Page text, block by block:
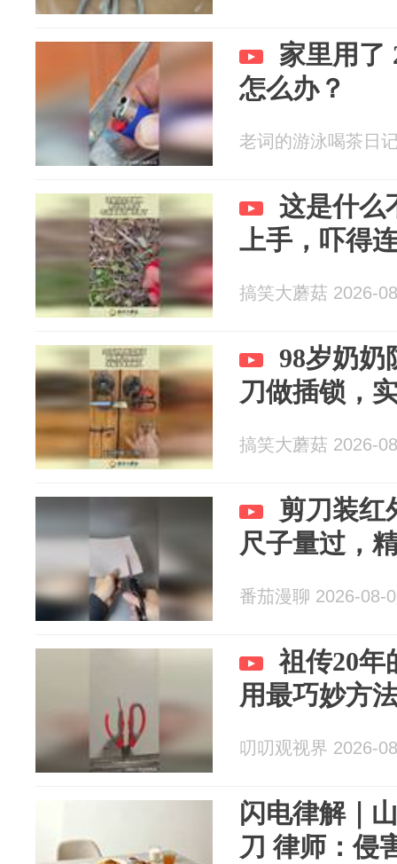
家里用了
怎么办？
老词的游泳喝茶日
这是什么
上手，吓得
搞笑大蘑菇 2026-
98岁奶奶
刀做插锁，
搞笑大蘑菇 2026-
剪刀装红
尺子量过，
番茄漫聊 2026-08-
祖传20年
用最巧妙方
叨叨观视界 2026-
闪电律解｜
刀 律师：侵